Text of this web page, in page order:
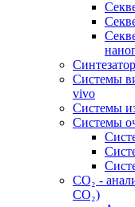
Системы
vivo
Системы
Системы
СО₂ -
СО₂)